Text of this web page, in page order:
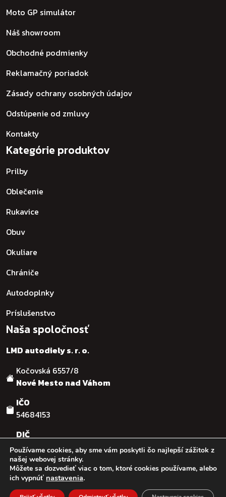
Moto GP simulátor
Náš showroom
Obchodné podmienky
Reklamačný poriadok
Zásady ochrany osobných údajov
Odstúpenie od zmluvy
Kontakty
Kategórie produktov
Prilby
Oblečenie
Rukavice
Obuv
Okuliare
Chrániče
Autodoplnky
Príslušenstvo
Naša spoločnosť
LMD autodiely s. r. o.
Kočovská 6557/8
Nové Mesto nad Váhom
IČO
54684153
DIČ
SK2121755482
© :: 2026:: LMD autodiely s.r.o. :: Design & code by:Ľuboš
Kaššovic - RGFcreative
Používame cookies, aby sme vám poskytli čo najlepší zážitok z
našej webovej stránky.
Môžete sa dozvedieť viac o tom, ktoré cookies používame, alebo
ich vypnúť nastavenia.